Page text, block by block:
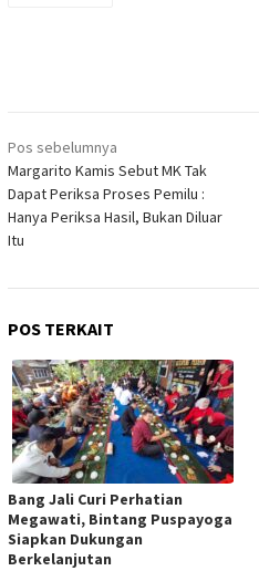
Navigasi
pos
Pos sebelumnya
Margarito Kamis Sebut MK Tak
Dapat Periksa Proses Pemilu :
Hanya Periksa Hasil, Bukan Diluar
Itu
POS TERKAIT
Bang Jali Curi Perhatian
Megawati, Bintang Puspayoga
Siapkan Dukungan
Berkelanjutan